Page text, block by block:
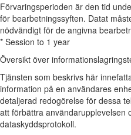
Förvaringsperioden är den tid
för bearbetningssyften. Datat
nödvändigt för de angivna
* Session to 1 year
Översikt över
Tjänsten som beskrivs här
information på en användares
detaljerad redogörelse för dessa
att förbättra användarupplevelsen
dataskyddsprotokoll.